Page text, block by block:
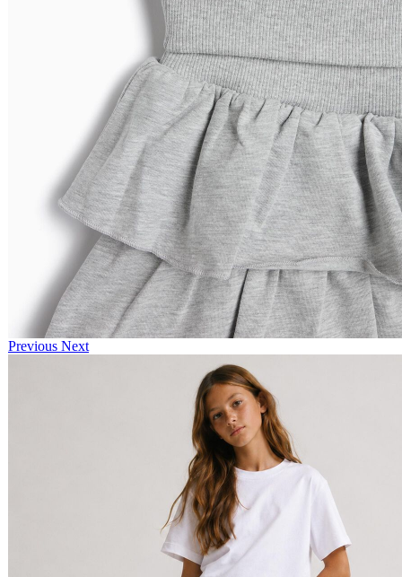
Previous Next